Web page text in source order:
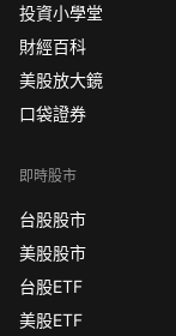
投資小學堂
財經百科
美股放大鏡
口袋證券
即時股市
台股股市
美股股市
台股ETF
美股ETF